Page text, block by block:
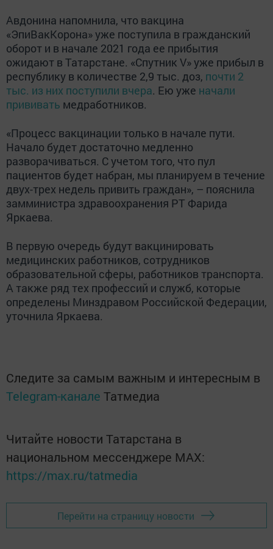
Авдонина напомнила, что вакцина
«ЭпиВакКорона» уже поступила в гражданский
оборот и в начале 2021 года ее прибытия
ожидают в Татарстане. «Спутник V» уже прибыл в
республику в количестве 2,9 тыс. доз, почти 2
тыс. из них поступили вчера. Ею уже начали
прививать медработников.
«Процесс вакцинации только в начале пути.
Начало будет достаточно медленно
разворачиваться. С учетом того, что пул
пациентов будет набран, мы планируем в течение
двух-трех недель привить граждан», – пояснила
замминистра здравоохранения РТ Фарида
Яркаева.
В первую очередь будут вакцинировать
медицинских работников, сотрудников
образовательной сферы, работников транспорта.
А также ряд тех профессий и служб, которые
определены Минздравом Российской Федерации,
уточнила Яркаева.
Следите за самым важным и интересным в
Telegram-канале Татмедиа
Читайте новости Татарстана в
национальном мессенджере MАХ:
https://max.ru/tatmedia
Перейти на страницу новости